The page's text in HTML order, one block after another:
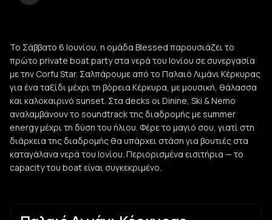
Το Σάββατο 6 Ιουνίου, η ομάδα Blessed παρουσιάζει το
πρώτο private boat party στα νερά του Ιονίου σε συνεργασία
με την Corfu Star. Σαλπάρουμε από το Παλαιό Λιμάνι Κέρκυρας
για ένα ταξίδι μέχρι τη βόρεια Κέρκυρα, με μουσική, θάλασσα
και καλοκαιρινό sunset. Στα decks οι Dinine, Ski & Nemo
αναλαμβάνουν το soundtrack της διαδρομής με summer
energy μέχρι τη δύση του ήλιου. Φέρε το μαγιό σου, γιατί στη
διάρκεια της διαδρομής θα υπάρχει στάση για βουτιές στα
καταγάλανα νερά του Ιονίου. Περιορισμένα εισιτήρια — το
capacity του boat είναι συγκεκριμένο.